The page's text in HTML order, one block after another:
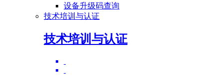
设备升级码查询
技术培训与认证
技术培训与认证